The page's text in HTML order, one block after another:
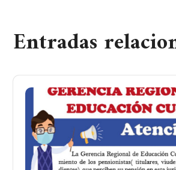
Entradas